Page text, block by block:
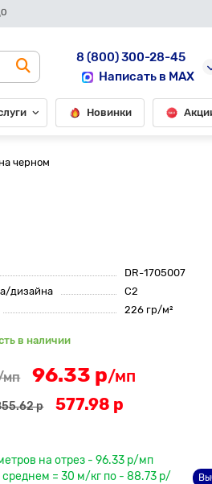
8 (800) 300-28-45
Написать в MAX
Новинки
черном
DR-1705007
дизайна
С2
226 гр/м²
в наличии
96.33 р/мп
р 577.98 р
на отрез - 96.33 р/мп
среднем = 30 м/кг по - 88.73 р/